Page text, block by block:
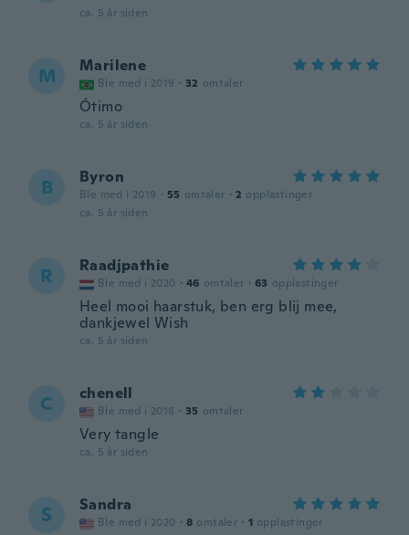
ca. 5 år siden
M Marilene
Ble med i 2019 · 32 omtaler
Ótimo
ca. 5 år siden
B Byron
Ble med i 2019 · 55 omtaler · 2 opplastinger
ca. 5 år siden
R Raadjpathie
Ble med i 2020 · 46 omtaler · 63 opplastinger
Heel mooi haarstuk, ben erg blij mee,
dankjewel Wish
ca. 5 år siden
C chenell
Ble med i 2018 · 35 omtaler
Very tangle
ca. 5 år siden
S Sandra
Ble med i 2020 · 8 omtaler · 1 opplastinger